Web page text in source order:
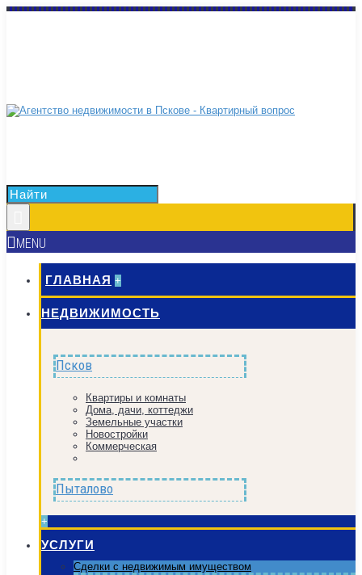
MENU
ГЛАВНАЯ +
НЕДВИЖИМОСТЬ
Псков
Квартиры и комнаты
Дома, дачи, коттеджи
Земельные участки
Новостройки
Коммерческая
Пыталово
+
УСЛУГИ
Сделки с недвижимым имуществом